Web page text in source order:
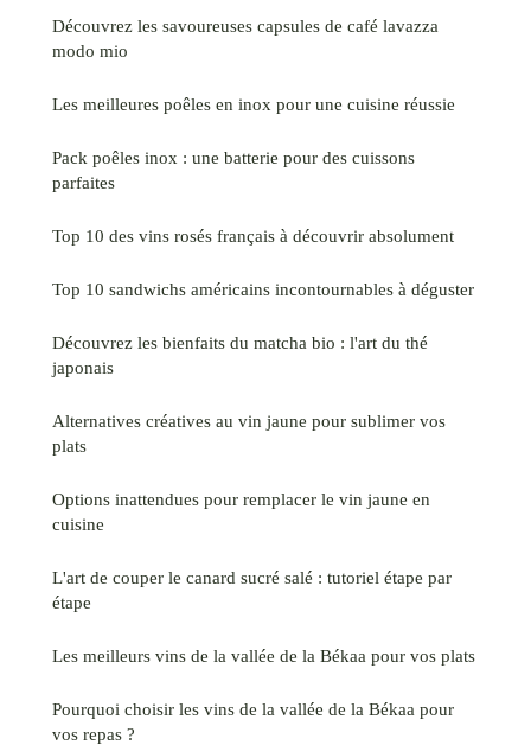
Découvrez les savoureuses capsules de café lavazza
modo mio
Les meilleures poêles en inox pour une cuisine réussie
Pack poêles inox : une batterie pour des cuissons
parfaites
Top 10 des vins rosés français à découvrir absolument
Top 10 sandwichs américains incontournables à déguster
Découvrez les bienfaits du matcha bio : l'art du thé
japonais
Alternatives créatives au vin jaune pour sublimer vos
plats
Options inattendues pour remplacer le vin jaune en
cuisine
L'art de couper le canard sucré salé : tutoriel étape par
étape
Les meilleurs vins de la vallée de la Békaa pour vos plats
Pourquoi choisir les vins de la vallée de la Békaa pour
vos repas ?